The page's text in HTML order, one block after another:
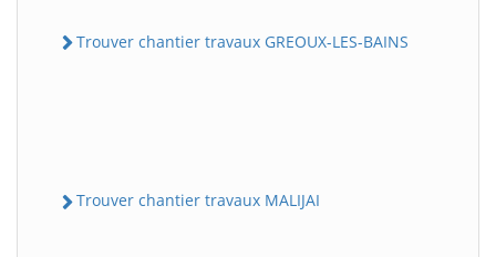
Trouver chantier travaux GREOUX-LES-BAINS
Trouver chantier travaux MALIJAI